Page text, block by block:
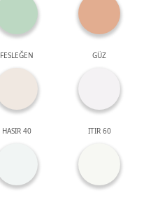
FESLEĞEN GÜZ
HASIR 40 ITIR 60